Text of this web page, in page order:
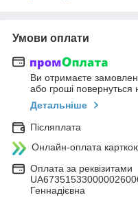
Умови оплати
Ви отримаєте
або гроші повернуться
Детальніше
Післяплата
Онлайн-оплата
Оплата за реквізитами
Геннадієвна